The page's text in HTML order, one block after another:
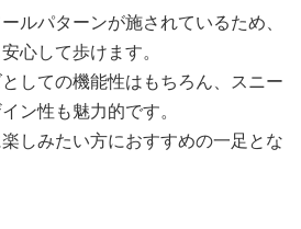
ルパターンが施されているため、
心して歩けます。
しての機能性はもちろん、スニー
ン性も魅力的です。
しみたい方におすすめの一足とな